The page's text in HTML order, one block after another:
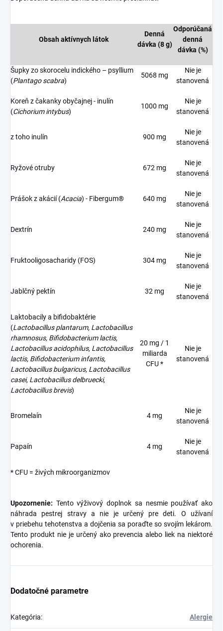
Obsah aktívnych látok
Denná
dávka (8 g)
Odporúčaná
denná
dávka (%)
Šupky zo skorocelu indického – psyllium
(Plantago scabra)
5068 mg
Nie je
stanovená
Koreň z čakanky obyčajnej - inulín
(Cichorium intybus)
1000 mg
Nie je
stanovená
z toho inulín 900 mg
Nie je
stanovená
Ryžové otruby 672 mg
Nie je
stanovená
Prášok z akácií (Acacia) - Fibergum® 640 mg
Nie je
stanovená
Dextrín 240 mg
Nie je
stanovená
Fruktooligosacharidy (FOS) 304 mg
Nie je
stanovená
Jablčný pektín 32 mg
Nie je
stanovená
Laktobacily a bifidobaktérie
(Lactobacillus plantarum, Lactobacillus
rhamnosus, Bifidobacterium lactis,
Lactobacillus acidophilus, Lactobacillus
lactis, Bifidobacterium infantis,
Lactobacillus bulgaricus, Lactobacillus
casei, Lactobacillus delbruecki,
Lactobacillus brevis)
20 mg / 1
miliarda
CFU *
Nie je
stanovená
Bromelaín 4 mg
Nie je
stanovená
Papaín 4 mg
Nie je
stanovená
* CFU = živých mikroorganizmov
Upozornenie: Tento výživový doplnok sa nesmie používať ako
náhrada pestrej stravy a nie je určený pre deti. O užívaní
v priebehu tehotenstva a dojčenia sa poraďte so svojím lekárom.
Tento produkt nie je určený ako prevencia alebo liek na niektoré
ochorenia.
Dodatočné parametre
Kategória: Alergie